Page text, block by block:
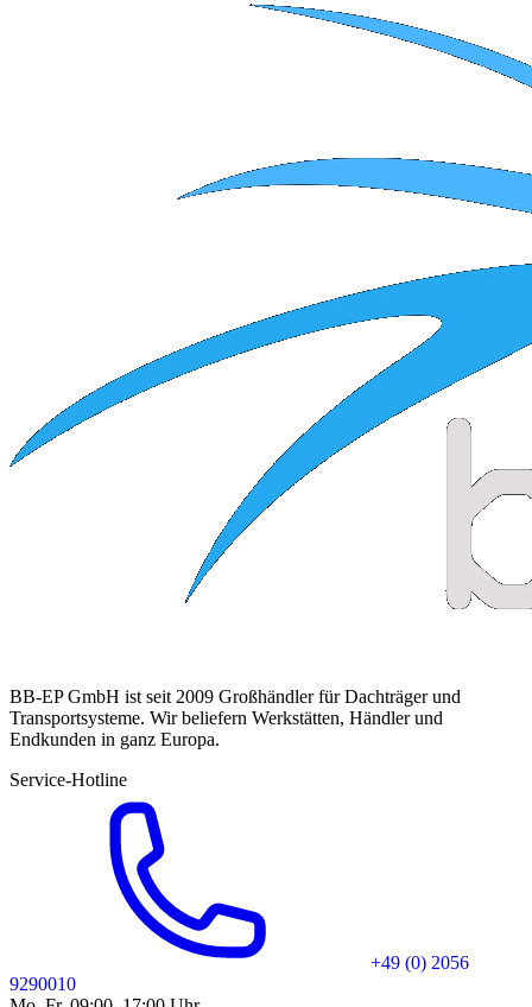
BB-EP GmbH ist seit 2009 Großhändler für Dachträger und
Transportsysteme. Wir beliefern Werkstätten, Händler und
Endkunden in ganz Europa.
Service-Hotline
+49 (0) 2056
9290010